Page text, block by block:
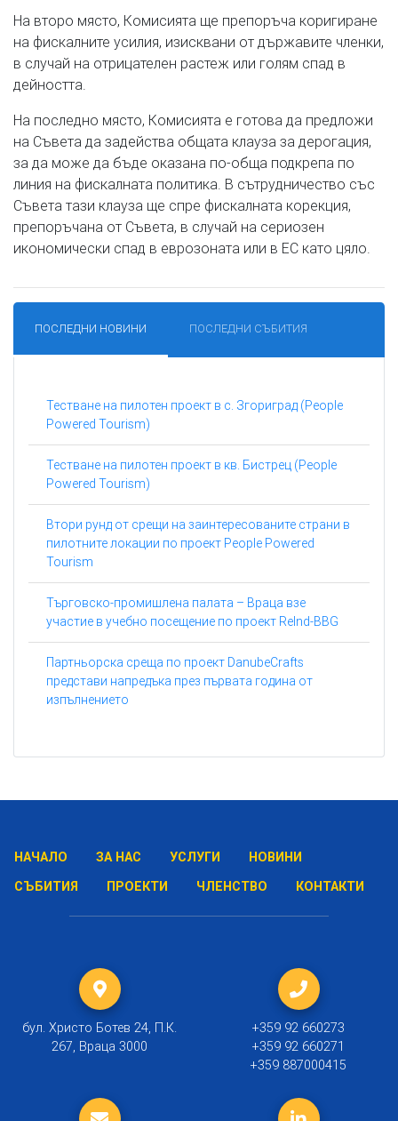
На второ място, Комисията ще препоръча коригиране
на фискалните усилия, изисквани от държавите членки,
в случай на отрицателен растеж или голям спад в
дейността.
На последно място, Комисията е готова да предложи
на Съвета да задейства общата клауза за дерогация,
за да може да бъде оказана по-обща подкрепа по
линия на фискалната политика. В сътрудничество със
Съвета тази клауза ще спре фискалната корекция,
препоръчана от Съвета, в случай на сериозен
икономически спад в еврозоната или в ЕС като цяло.
ПОСЛЕДНИ НОВИНИ ПОСЛЕДНИ СЪБИТИЯ
Тестване на пилотен проект в с. Згориград (People
Powered Tourism)
Тестване на пилотен проект в кв. Бистрец (People
Powered Tourism)
Втори рунд от срещи на заинтересованите страни в
пилотните локации по проект People Powered
Tourism
Търговско-промишлена палата – Враца взе
участие в учебно посещение по проект ReInd-BBG
Партньорска среща по проект DanubeCrafts
представи напредъка през първата година от
изпълнението
НАЧАЛО ЗА НАС УСЛУГИ
НОВИНИ
СЪБИТИЯ
ПРОЕКТИ ЧЛЕНСТВО КОНТАКТИ
бул. Христо Ботев 24, П.К.
267, Враца 3000
+359 92 660273
+359 92 660271
+359 887000415